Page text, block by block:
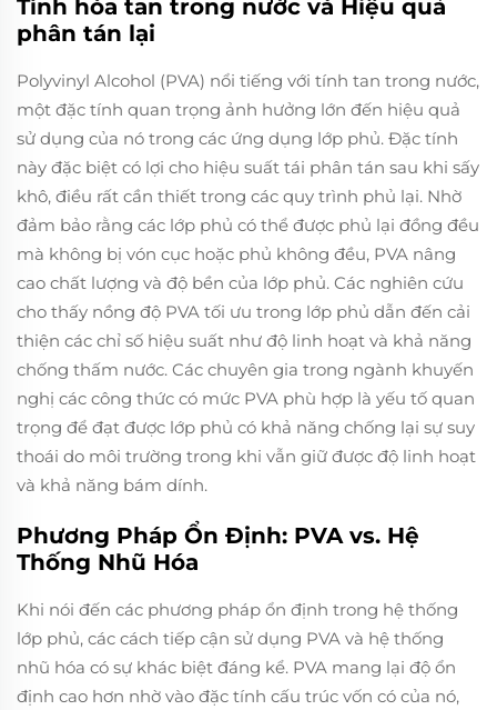
Tính hòa tan trong nước và Hiệu quả
phân tán lại
Polyvinyl Alcohol (PVA) nổi tiếng với tính tan trong nước,
một đặc tính quan trọng ảnh hưởng lớn đến hiệu quả
sử dụng của nó trong các ứng dụng lớp phủ. Đặc tính
này đặc biệt có lợi cho hiệu suất tái phân tán sau khi sấy
khô, điều rất cần thiết trong các quy trình phủ lại. Nhờ
đảm bảo rằng các lớp phủ có thể được phủ lại đồng đều
mà không bị vón cục hoặc phủ không đều, PVA nâng
cao chất lượng và độ bền của lớp phủ. Các nghiên cứu
cho thấy nồng độ PVA tối ưu trong lớp phủ dẫn đến cải
thiện các chỉ số hiệu suất như độ linh hoạt và khả năng
chống thấm nước. Các chuyên gia trong ngành khuyến
nghị các công thức có mức PVA phù hợp là yếu tố quan
trọng để đạt được lớp phủ có khả năng chống lại sự suy
thoái do môi trường trong khi vẫn giữ được độ linh hoạt
và khả năng bám dính.
Phương Pháp Ổn Định: PVA vs. Hệ
Thống Nhũ Hóa
Khi nói đến các phương pháp ổn định trong hệ thống
lớp phủ, các cách tiếp cận sử dụng PVA và hệ thống
nhũ hóa có sự khác biệt đáng kể. PVA mang lại độ ổn
định cao hơn nhờ vào đặc tính cấu trúc vốn có của nó,